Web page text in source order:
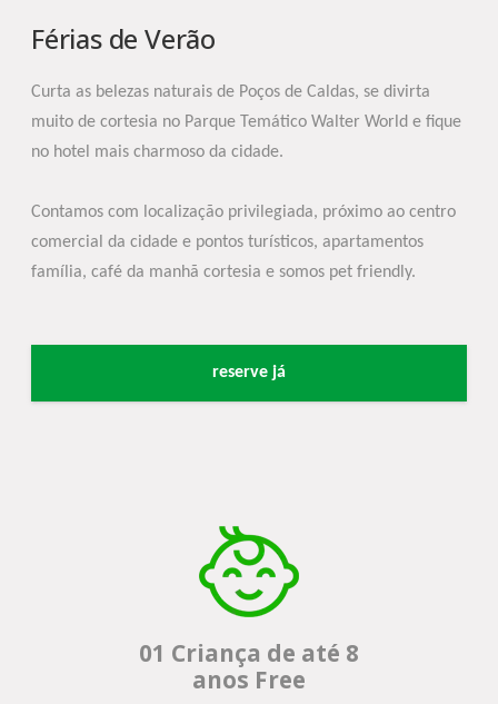
Férias de Verão
Curta as belezas naturais de Poços de Caldas, se divirta
muito de cortesia no Parque Temático Walter World e fique
no hotel mais charmoso da cidade.
Contamos com localização privilegiada, próximo ao centro
comercial da cidade e pontos turísticos, apartamentos
família, café da manhã cortesia e somos pet friendly.
reserve já
01 Criança de até 8
anos Free